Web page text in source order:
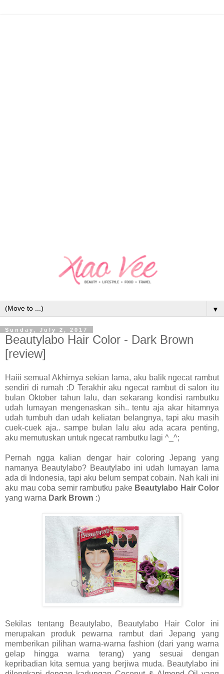
▼
Sunday, July 2, 2017
Beautylabo Hair Color - Dark Brown
[review]
Haiii semua! Akhirnya sekian lama, aku balik ngecat rambut
sendiri di rumah :D Terakhir aku ngecat rambut di salon itu
bulan Oktober tahun lalu, dan sekarang kondisi rambutku
udah lumayan mengenaskan sih.. tentu aja akar hitamnya
udah tumbuh dan udah keliatan belangnya, tapi aku masih
cuek-cuek aja.. sampe bulan lalu aku ada acara penting,
aku memutuskan untuk ngecat rambutku lagi ^_^;
Pernah ngga kalian dengar hair coloring Jepang yang
namanya Beautylabo? Beautylabo ini udah lumayan lama
ada di Indonesia, tapi aku belum sempat cobain. Nah kali ini
aku mau coba semir rambutku pake Beautylabo Hair Color
yang warna Dark Brown :)
Sekilas tentang Beautylabo, Beautylabo Hair Color ini
merupakan produk pewarna rambut dari Jepang yang
memberikan pilihan warna-warna fashion (dari yang warna
gelap hingga warna terang) yang sesuai dengan
kepribadian kita semua yang berjiwa muda. Beautylabo ini